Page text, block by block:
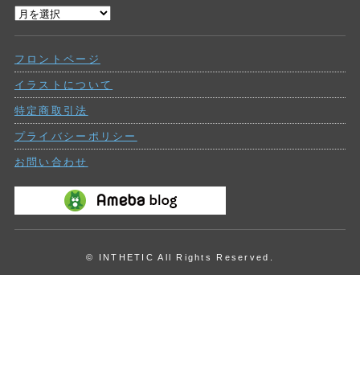
リ
ー
過
投
稿
フロントページ
イラストについて
特定商取引法
プライバシーポリシー
お問い合わせ
© INTHETIC All Rights Reserved.